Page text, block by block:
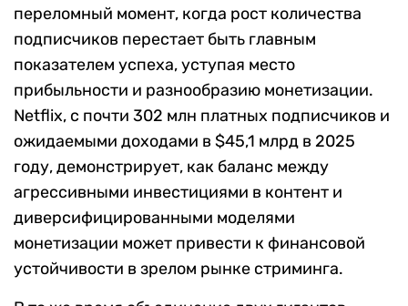
переломный момент, когда рост количества
подписчиков перестает быть главным
показателем успеха, уступая место
прибыльности и разнообразию монетизации.
Netflix, с почти 302 млн платных подписчиков и
ожидаемыми доходами в $45,1 млрд в 2025
году, демонстрирует, как баланс между
агрессивными инвестициями в контент и
диверсифицированными моделями
монетизации может привести к финансовой
устойчивости в зрелом рынке стриминга.